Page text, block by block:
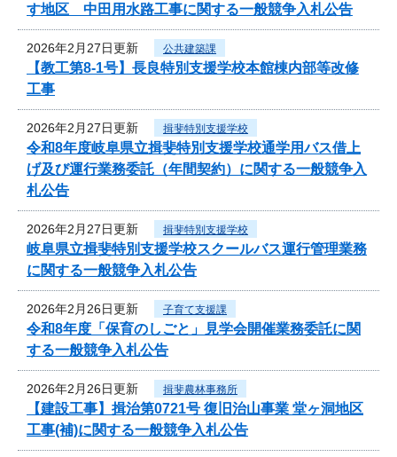
す地区 中田用水路工事に関する一般競争入札公告
2026年2月27日更新 公共建築課
【教工第8-1号】長良特別支援学校本館棟内部等改修
工事
2026年2月27日更新 揖斐特別支援学校
令和8年度岐阜県立揖斐特別支援学校通学用バス借上
げ及び運行業務委託（年間契約）に関する一般競争入
札公告
2026年2月27日更新 揖斐特別支援学校
岐阜県立揖斐特別支援学校スクールバス運行管理業務
に関する一般競争入札公告
2026年2月26日更新 子育て支援課
令和8年度「保育のしごと」見学会開催業務委託に関
する一般競争入札公告
2026年2月26日更新 揖斐農林事務所
【建設工事】揖治第0721号 復旧治山事業 堂ヶ洞地区
工事(補)に関する一般競争入札公告